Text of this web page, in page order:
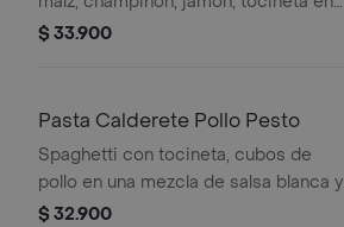
salsa de champiñón y salsa alfredo
$ 33.900
Pasta Calderete Pollo Pesto
Spaghetti con tocineta, cubos de
pollo en una mezcla de salsa blanca y
salsa napolitana y toques de salsa
$ 32.900